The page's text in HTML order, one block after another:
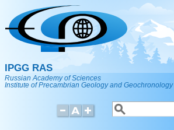
Skip to main content
IPGG RAS
Russian Academy of Sciences
Institute of Precambrian Geology and Geochronology
Search form
Search